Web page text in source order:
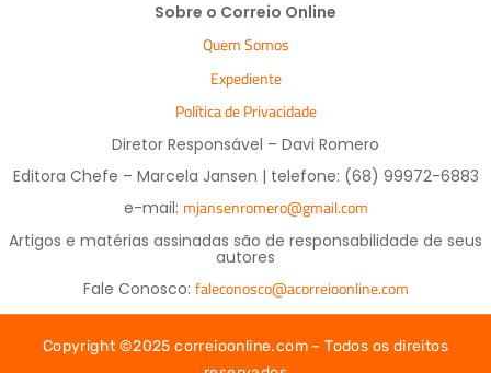
Sobre o Correio Online
Quem Somos
Expediente
Política de Privacidade
Diretor Responsável – Davi Romero
Editora Chefe – Marcela Jansen | telefone: (68) 99972-6883
e-mail: mjansenromero@gmail.com
Artigos e matérias assinadas são de responsabilidade de seus
autores
Fale Conosco: faleconosco@acorreioonline.com
Copyright ©2025 correioonline.com – Todos os direitos